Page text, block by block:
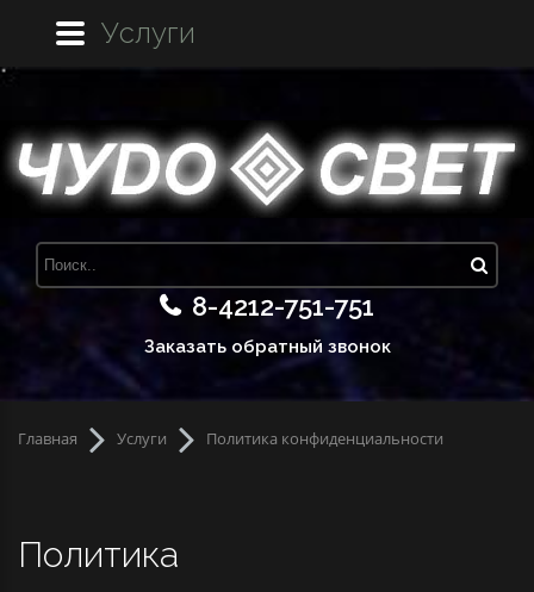
8-4212-751-751
Заказать обратный звонок
Главная Услуги Политика конфиденциальности
Политика
Услуги